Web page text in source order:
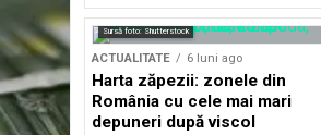
Sursă foto: Shutterstock
ACTUALITATE 6 luni ago
Harta zăpezii: zonele din
România cu cele mai mari
depuneri după viscol